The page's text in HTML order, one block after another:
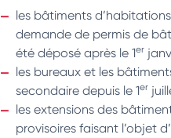
les bâtiments
demande de permis de
été déposé après le 1er
les bureaux et les
secondaire depuis le 1er
les extensions des
provisoires faisant l’objet